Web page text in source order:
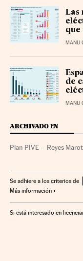
Las
que
MANU
de
MANU
ARCHIVADO EN
Plan PIVE Reyes
Política económica
Administración Estado
Se adhiere a los criterios de
Más información
Si está interesado en